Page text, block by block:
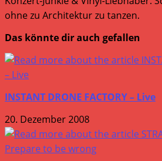
ohne zu Architektur zu tanzen.
Das könnte dir auch gefallen
INSTANT DRONE FACTORY – Live
20. Dezember 2008